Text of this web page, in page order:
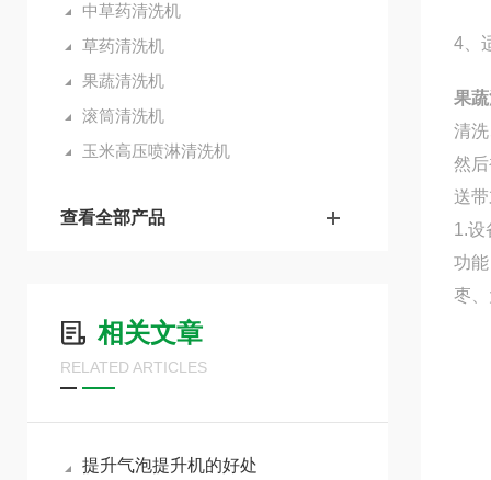
中草药清洗机
草药清洗机
果蔬清洗机
滚筒清洗机
玉米高压喷淋清洗机
查看全部产品
相关文章
RELATED ARTICLES
提升气泡提升机的好处
4、
果
清
然
送
1.设
功
枣